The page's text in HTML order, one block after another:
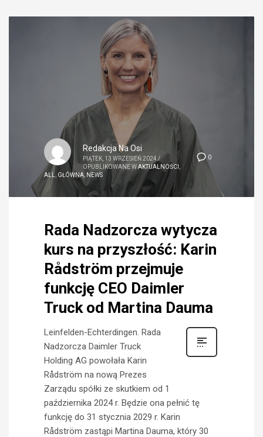
0
Redakcja Na Osi
PIĄTEK, 13 WRZESIEŃ 2024 /
OPUBLIKOWANE WAKTUALNOŚCI
ALL
GŁÓWNA, NEWS
Rada Nadzorcza wytycza
kurs na przyszłość: Karin
Rådström przejmuje
funkcję CEO Daimler
Truck od Martina Dauma
Leinfelden-Echterdingen. Rada
Nadzorcza Daimler Truck
Holding AG powołała Karin
Rådström na nową Prezes
Zarządu spółki ze skutkiem od 1
października 2024 r. Będzie ona pełnić tę
funkcję do 31 stycznia 2029 r. Karin
Rådström zastąpi Martina Dauma, który 30